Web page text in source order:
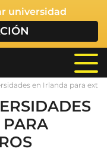
universidad
en Irlanda para